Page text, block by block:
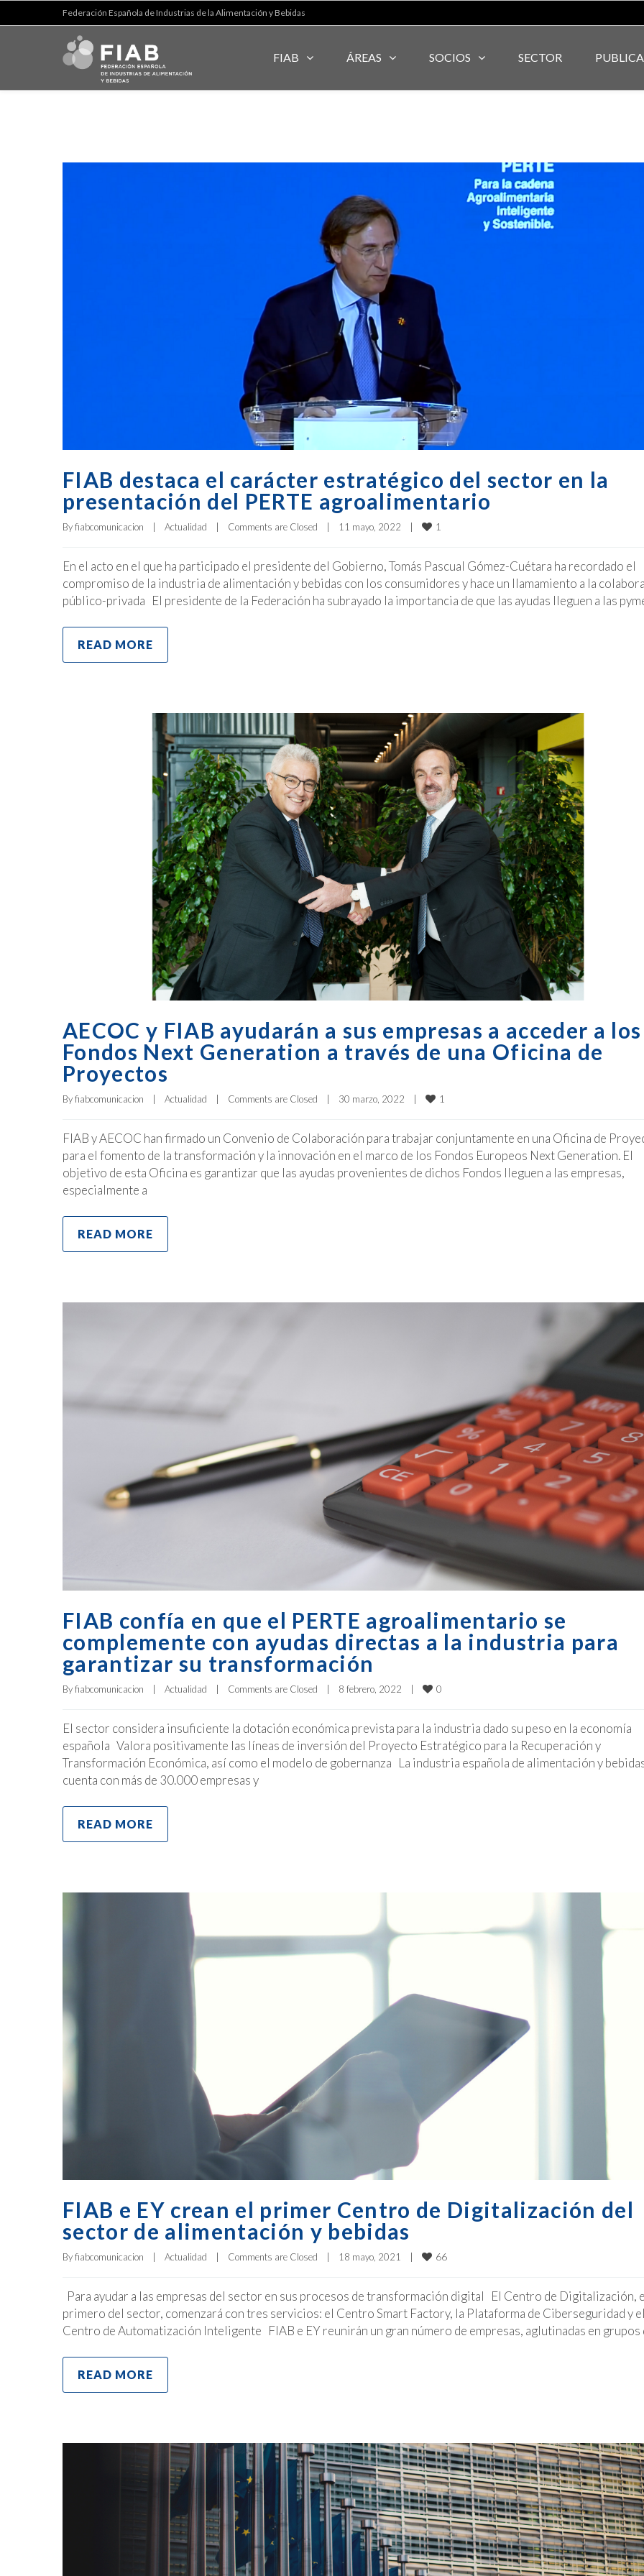
Federación Española de Industrias de la Alimentación y Bebidas
FIAB ÁREAS SOCIOS SECTOR
FIAB destaca el carácter estratégico del sector en la
presentación del PERTE agroalimentario
By fiabcomunicacion Actualidad Comments are Closed 11 mayo, 2022 1
En el acto en el que ha participado el presidente del Gobierno, Tomás Pascual Gómez-Cuétara ha recordado el
compromiso de la industria de alimentación y bebidas con los consumidores y hace un llamamiento a la
público-privada El presidente de la Federación ha subrayado la importancia de que las ayudas lleguen a las
READ MORE
AECOC y FIAB ayudarán a sus empresas a acceder a los
Fondos Next Generation a través de una Oficina de
Proyectos
By fiabcomunicacion Actualidad Comments are Closed 30 marzo, 2022 1
FIAB y AECOC han firmado un Convenio de Colaboración para trabajar conjuntamente en una Oficina de
para el fomento de la transformación y la innovación en el marco de los Fondos Europeos Next Generation. El
objetivo de esta Oficina es garantizar que las ayudas provenientes de dichos Fondos lleguen a las empresas,
especialmente a
READ MORE
FIAB confía en que el PERTE agroalimentario se
complemente con ayudas directas a la industria para
garantizar su transformación
By fiabcomunicacion Actualidad Comments are Closed 8 febrero, 2022 0
El sector considera insuficiente la dotación económica prevista para la industria dado su peso en la economía
española Valora positivamente las líneas de inversión del Proyecto Estratégico para la Recuperación y
Transformación Económica, así como el modelo de gobernanza La industria española de alimentación y
cuenta con más de 30.000 empresas y
READ MORE
FIAB e EY crean el primer Centro de Digitalización del
sector de alimentación y bebidas
By fiabcomunicacion Actualidad Comments are Closed 18 mayo, 2021 66
Para ayudar a las empresas del sector en sus procesos de transformación digital El Centro de Digitalización,
primero del sector, comenzará con tres servicios: el Centro Smart Factory, la Plataforma de Ciberseguridad y
Centro de Automatización Inteligente FIAB e EY reunirán un gran número de empresas, aglutinadas en grupos
READ MORE